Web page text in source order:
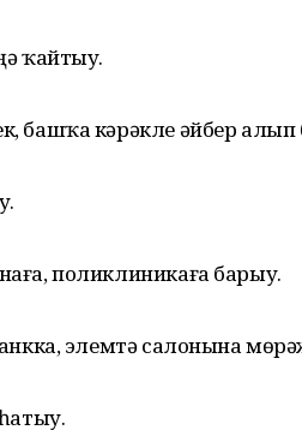
ҡайтыу.
башҡа кәрәкле әйбер алып
поликлиникаға барыу.
элемтә салонына